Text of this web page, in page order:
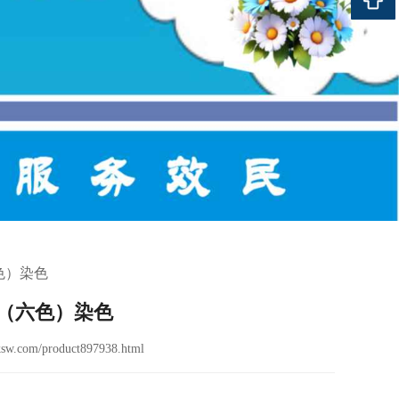
）染色
六色）染色
product897938.html